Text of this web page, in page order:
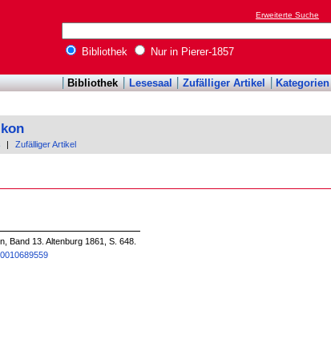
Erweiterte Suche
Bibliothek Nur in Pierer-1857
Bibliothek Lesesaal Zufälliger Artikel Kategorien
Zufälliger Artikel
Band 13. Altenburg 1861, S. 648.